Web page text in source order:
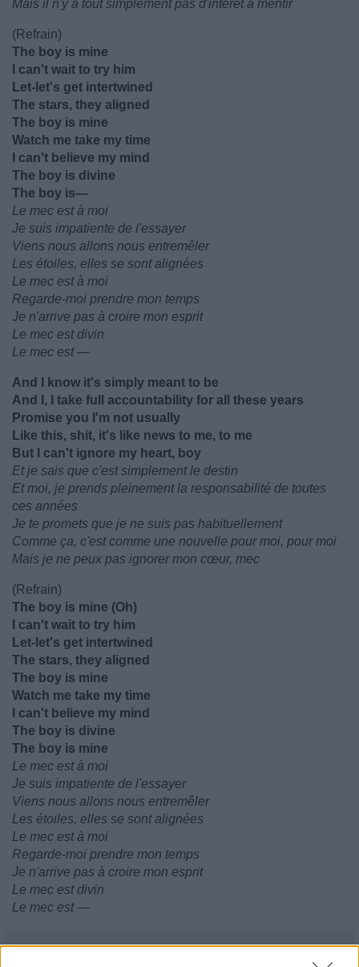
Mais il n'y a tout simplement pas d'intérêt à mentir
(Refrain)
The boy is mine
I can't wait to try him
Let-let's get intertwined
The stars, they aligned
The boy is mine
Watch me take my time
I can't believe my mind
The boy is divine
The boy is—
Le mec est à moi
Je suis impatiente de l'essayer
Viens nous allons nous entremêler
Les étoiles, elles se sont alignées
Le mec est à moi
Regarde-moi prendre mon temps
Je n'arrive pas à croire mon esprit
Le mec est divin
Le mec est —
And I know it's simply meant to be
And I, I take full accountability for all these years
Promise you I'm not usually
Like this, shit, it's like news to me, to me
But I can't ignore my heart, boy
Et je sais que c'est simplement le destin
Et moi, je prends pleinement la responsabilité de toutes
ces années
Je te promets que je ne suis pas habituellement
Comme ça, c'est comme une nouvelle pour moi, pour moi
Mais je ne peux pas ignorer mon cœur, mec
(Refrain)
The boy is mine (Oh)
I can't wait to try him
Let-let's get intertwined
The stars, they aligned
The boy is mine
Watch me take my time
I can't believe my mind
The boy is divine
The boy is mine
Le mec est à moi
Je suis impatiente de l'essayer
Viens nous allons nous entremêler
Les étoiles, elles se sont alignées
Le mec est à moi
Regarde-moi prendre mon temps
Je n'arrive pas à croire mon esprit
Le mec est divin
Le mec est —